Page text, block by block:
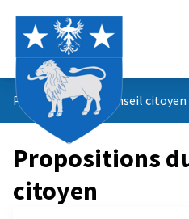
Propositions du conseil citoyen
Propositions
citoyen